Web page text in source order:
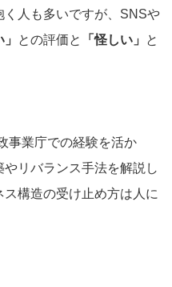
く人も多いですが、SNSや
との評価と 「怪しい」
と
事業庁での経験を活か
リバランス手法を解説し
構造の受け止め方は人に